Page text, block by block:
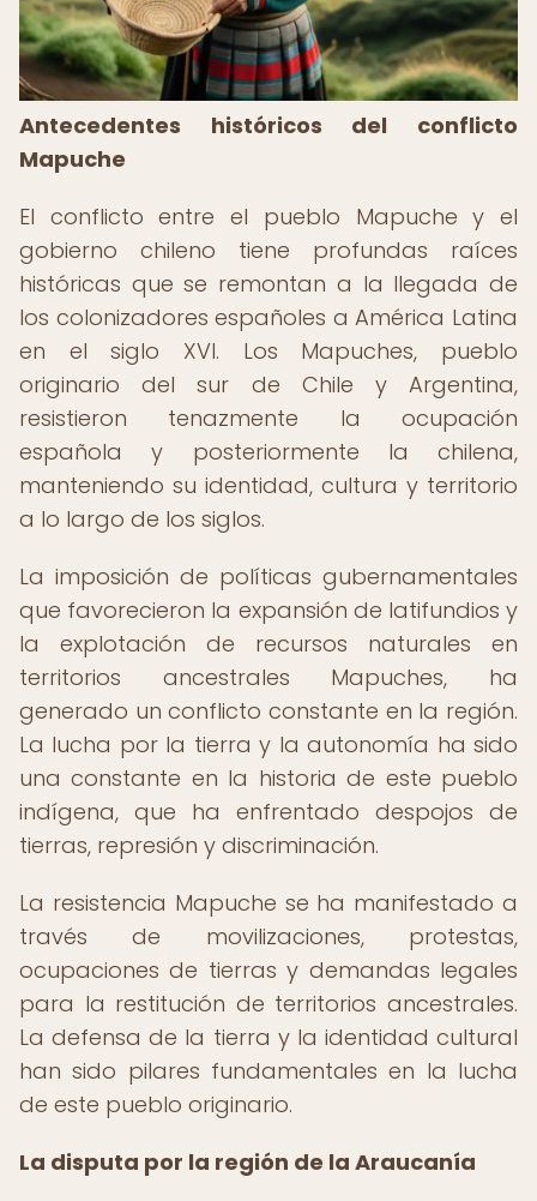
Antecedentes históricos del conflicto
Mapuche
El conflicto entre el pueblo Mapuche y el
gobierno chileno tiene profundas raíces
históricas que se remontan a la llegada de
los colonizadores españoles a América Latina
en el siglo XVI. Los Mapuches, pueblo
originario del sur de Chile y Argentina,
resistieron tenazmente la ocupación
española y posteriormente la chilena,
manteniendo su identidad, cultura y territorio
a lo largo de los siglos.
La imposición de políticas gubernamentales
que favorecieron la expansión de latifundios y
la explotación de recursos naturales en
territorios ancestrales Mapuches, ha
generado un conflicto constante en la región.
La lucha por la tierra y la autonomía ha sido
una constante en la historia de este pueblo
indígena, que ha enfrentado despojos de
tierras, represión y discriminación.
La resistencia Mapuche se ha manifestado a
través de movilizaciones, protestas,
ocupaciones de tierras y demandas legales
para la restitución de territorios ancestrales.
La defensa de la tierra y la identidad cultural
han sido pilares fundamentales en la lucha
de este pueblo originario.
La disputa por la región de la Araucanía